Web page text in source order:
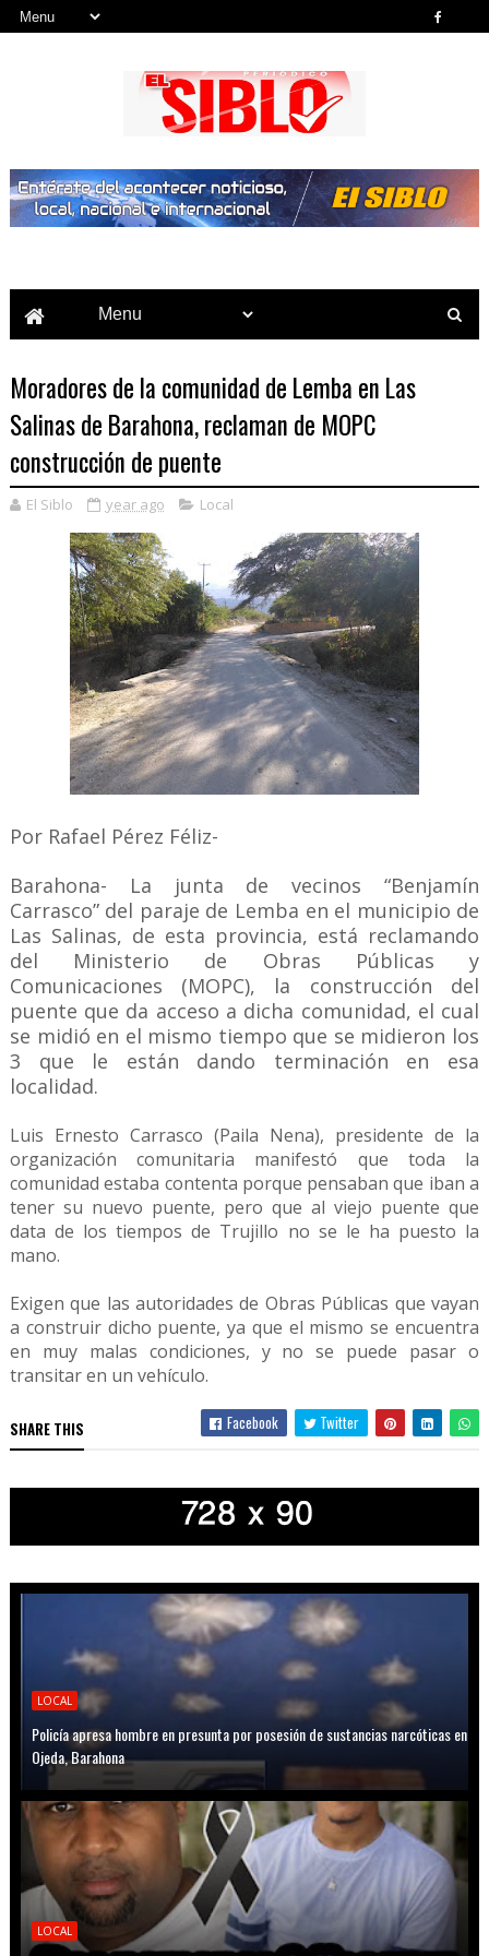
Moradores de la comunidad de Lemba en Las
Salinas de Barahona, reclaman de MOPC
construcción de puente
El Siblo year ago Local
Por Rafael Pérez Féliz-
Barahona- La junta de vecinos “Benjamín
Carrasco” del paraje de Lemba en el municipio de
Las Salinas, de esta provincia, está reclamando
del Ministerio de Obras Públicas y
Comunicaciones (MOPC), la construcción del
puente que da acceso a dicha comunidad, el cual
se midió en el mismo tiempo que se midieron los
3 que le están dando terminación en esa
localidad.
Luis Ernesto Carrasco (Paila Nena), presidente de la
organización comunitaria manifestó que toda la
comunidad estaba contenta porque pensaban que iban a
tener su nuevo puente, pero que al viejo puente que
data de los tiempos de Trujillo no se le ha puesto la
mano.
Exigen que las autoridades de Obras Públicas que vayan
a construir dicho puente, ya que el mismo se encuentra
en muy malas condiciones, y no se puede pasar o
transitar en un vehículo.
SHARE THIS Facebook Twitter
LOCAL
Policía apresa hombre en presunta por posesión de sustancias narcóticas en
Ojeda, Barahona
LOCAL